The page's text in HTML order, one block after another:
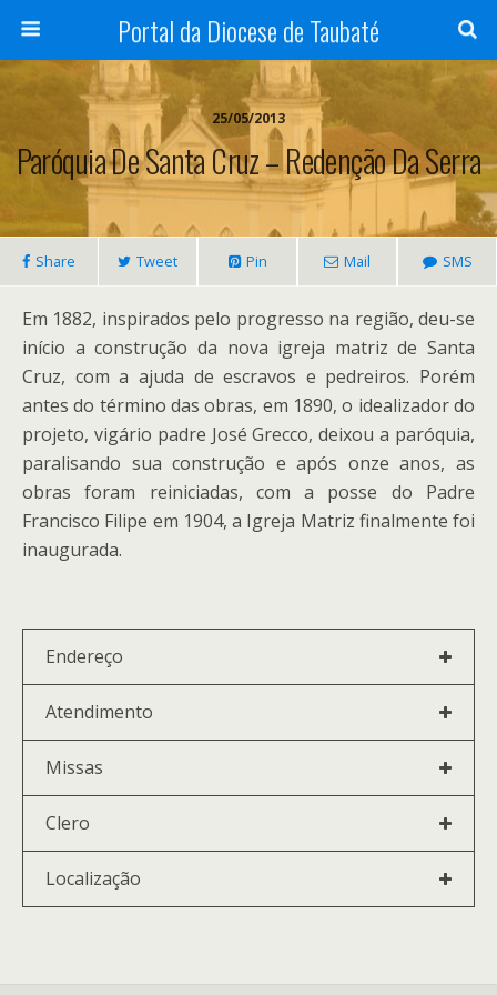
Portal da Diocese de Taubaté
25/05/2013
Paróquia De Santa Cruz – Redenção Da Serra
Share Tweet Pin Mail SMS
Em 1882, inspirados pelo progresso na região, deu-se
início a construção da nova igreja matriz de Santa
Cruz, com a ajuda de escravos e pedreiros. Porém
antes do término das obras, em 1890, o idealizador do
projeto, vigário padre José Grecco, deixou a paróquia,
paralisando sua construção e após onze anos, as
obras foram reiniciadas, com a posse do Padre
Francisco Filipe em 1904, a Igreja Matriz finalmente foi
inaugurada.
Endereço
Atendimento
Missas
Clero
Localização